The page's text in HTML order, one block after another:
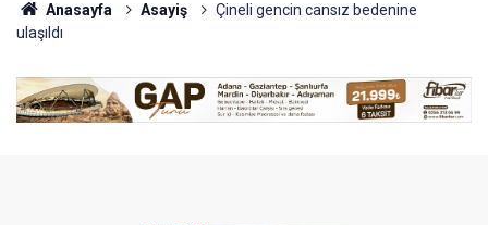
Anasayfa Asayiş
Çineli gencin cansız bedenine
ulaşıldı